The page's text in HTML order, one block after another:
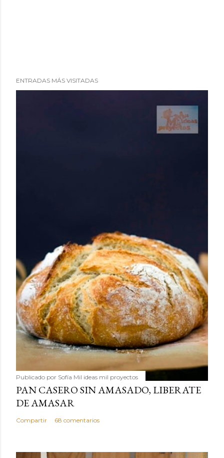
ENTRADAS MÁS VISITADAS
Publicado por Sofía Mil ideas mil proyectos
PAN CASERO SIN AMASADO, LIBERATE
DE AMASAR
Compartir 68 comentarios